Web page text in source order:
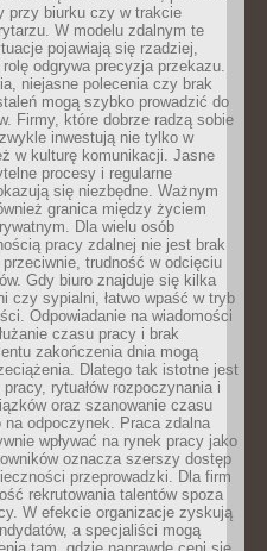
przy biurku czy w trakcie
W modelu zdalnym te
pojawiają się rzadziej,
odgrywa precyzja przekazu.
niejasne polecenia czy brak
mogą szybko prowadzić do
Firmy, które dobrze radzą sobie
inwestują nie tylko w
w kulturę komunikacji. Jasne
procesy i regularne
się niezbędne. Ważnym
granica między życiem
Dla wielu osób
pracy zdalnej nie jest brak
trudność w odcięciu
Gdy biuro znajduje się kilka
czy sypialni, łatwo wpaść w tryb
Odpowiadanie na wiadomości
czasu pracy i brak
zakończenia dnia mogą
Dlatego tak istotne jest
rytuałów rozpoczynania i
oraz szanowanie czasu
na odpoczynek. Praca zdalna
wpływać na rynek pracy jako
oznacza szerszy dostęp
przeprowadzki. Dla firm
rekrutowania talentów spoza
W efekcie organizacje zyskują
a specjaliści mogą